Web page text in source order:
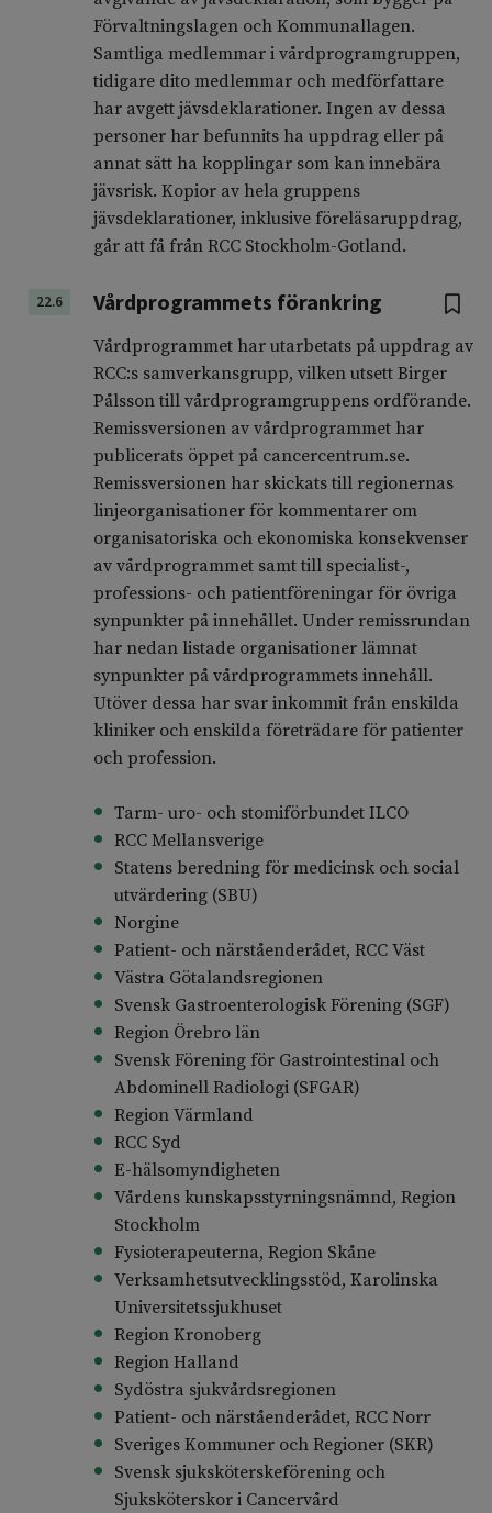
Förvaltningslagen och Kommunallagen.
Samtliga medlemmar i vårdprogramgruppen,
tidigare dito medlemmar och medförfattare
har avgett jävsdeklarationer. Ingen av dessa
personer har befunnits ha uppdrag eller på
annat sätt ha kopplingar som kan innebära
jävsrisk. Kopior av hela gruppens
jävsdeklarationer, inklusive föreläsaruppdrag,
går att få från RCC Stockholm-Gotland.
22.6 Vårdprogrammets förankring
Vårdprogrammet har utarbetats på uppdrag av
RCC:s samverkansgrupp, vilken utsett Birger
Pålsson till vårdprogramgruppens ordförande.
Remissversionen av vårdprogrammet har
publicerats öppet på cancercentrum.se.
Remissversionen har skickats till regionernas
linjeorganisationer för kommentarer om
organisatoriska och ekonomiska konsekvenser
av vårdprogrammet samt till specialist-,
professions- och patientföreningar för övriga
synpunkter på innehållet. Under remissrundan
har nedan listade organisationer lämnat
synpunkter på vårdprogrammets innehåll.
Utöver dessa har svar inkommit från enskilda
kliniker och enskilda företrädare för patienter
och profession.
Tarm- uro- och stomiförbundet ILCO
RCC Mellansverige
Statens beredning för medicinsk och social
utvärdering (SBU)
Norgine
Patient- och närståenderådet, RCC Väst
Västra Götalandsregionen
Svensk Gastroenterologisk Förening (SGF)
Region Örebro län
Svensk Förening för Gastrointestinal och
Abdominell Radiologi (SFGAR)
Region Värmland
RCC Syd
E-hälsomyndigheten
Vårdens kunskapsstyrningsnämnd, Region
Stockholm
Fysioterapeuterna, Region Skåne
Verksamhetsutvecklingsstöd, Karolinska
Universitetssjukhuset
Region Kronoberg
Region Halland
Sydöstra sjukvårdsregionen
Patient- och närståenderådet, RCC Norr
Sveriges Kommuner och Regioner (SKR)
Svensk sjuksköterskeförening och
Sjuksköterskor i Cancervård